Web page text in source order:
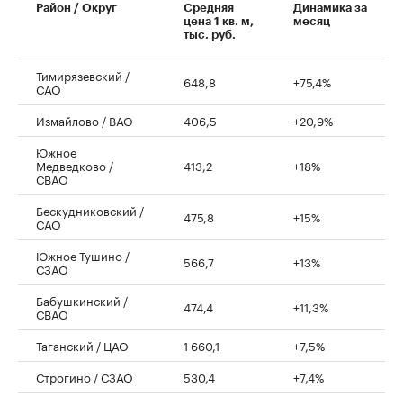
Район / Округ
Средняя
цена 1 кв. м,
тыс. руб.
Динамика за
месяц
Тимирязевский /
САО 648,8 +75,4%
Измайлово / ВАО 406,5
+20,9%
Южное
Медведково /
СВАО
413,2 +18%
Бескудниковский /
САО 475,8 +15%
Южное Тушино /
СЗАО 566,7 +13%
Бабушкинский /
СВАО 474,4 +11,3%
Таганский / ЦАО 1 660,1
+7,5%
Строгино / СЗАО
530,4
+7,4%